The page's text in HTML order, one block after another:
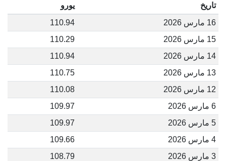
تاريخ
يورو
16 مارس 2026
110.94
15 مارس 2026
110.29
14 مارس 2026
110.94
13 مارس 2026
110.75
12 مارس 2026
110.08
6 مارس 2026
109.97
5 مارس 2026
109.97
4 مارس 2026
109.66
3 مارس 2026
108.79